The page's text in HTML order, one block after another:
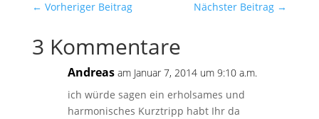
← Vorheriger Beitrag Nächster Beitrag →
3 Kommentare
Andreas am Januar 7, 2014 um 9:10 a.m.
ich würde sagen ein erholsames und
harmonisches Kurztripp habt Ihr da